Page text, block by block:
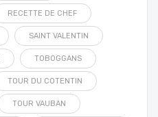
RECETTE DE CHEF
SAINT VALENTIN
TOBOGGANS
TOUR DU COTENTIN
TOUR VAUBAN